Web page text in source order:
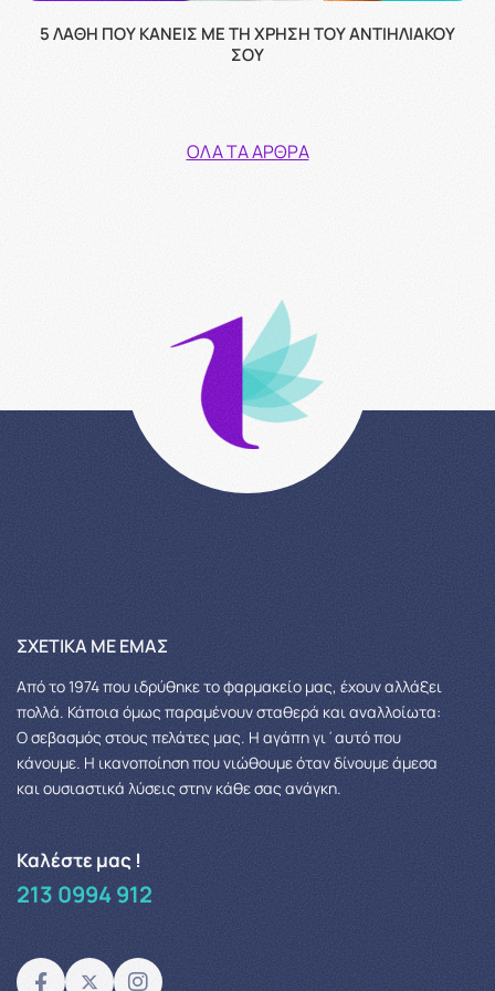
5 ΛΆΘΗ ΠΟΥ ΚΆΝΕΙΣ ΜΕ ΤΗ ΧΡΉΣΗ ΤΟΥ ΑΝΤΙΗΛΙΑΚΟΎ
ΣΟΥ
ΌΛΑ ΤΑ ΆΡΘΡΑ
ΣΧΕΤΙΚΆ ΜΕ ΕΜΆΣ
Από το 1974 που ιδρύθηκε το φαρμακείο μας, έχουν αλλάξει
πολλά. Κάποια όμως παραμένουν σταθερά και αναλλοίωτα:
Ο σεβασμός στους πελάτες μας. Η αγάπη γι΄αυτό που
κάνουμε. Η ικανοποίηση που νιώθουμε όταν δίνουμε άμεσα
και ουσιαστικά λύσεις στην κάθε σας ανάγκη.
Καλέστε μας !
213 0994 912